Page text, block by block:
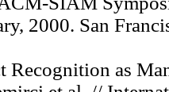
2000. San
Recognition as